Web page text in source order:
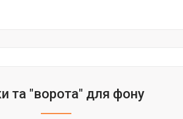
та "ворота" для фону